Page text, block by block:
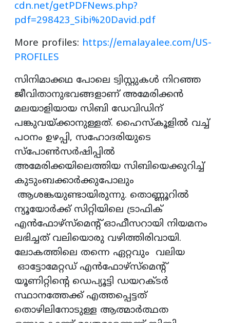
cdn.net/getPDFNews.php?
pdf=298423_Sibi%20David.pdf
More profiles: https://emalayalee.com/US-
PROFILES
സിനിമാക്കഥ പോലെ ട്വിസ്റ്റുകൾ നിറഞ്ഞ
ജീവിതാനുഭവങ്ങളാണ് അമേരിക്കൻ
മലയാളിയായ സിബി ഡേവിഡിന്
പങ്കുവയ്ക്കാനുള്ളത്. ഹൈസ്‌കൂളിൽ വച്ച്
പഠനം ഉഴപ്പി, സഹോദരിയുടെ
സ്പോൺസർഷിപ്പിൽ
അമേരിക്കയിലെത്തിയ സിബിയെക്കുറിച്ച്
കുടുംബക്കാർക്കുപോലും
ആശങ്കയുണ്ടായിരുന്നു. തൊണ്ണൂറിൽ
ന്യൂയോർക്ക് സിറ്റിയിലെ ട്രാഫിക്
എൻഫോഴ്‌സ്‌മെന്റ് ഓഫീസറായി നിയമനം
ലഭിച്ചത് വലിയൊരു വഴിത്തിരിവായി.
ലോകത്തിലെ തന്നെ ഏറ്റവും വലിയ
ഓട്ടോമേറ്റഡ് എൻഫോഴ്‌സ്‌മെന്റ്
യൂണിറ്റിന്റെ ഡെപ്യൂട്ടി ഡയറക്ടർ
സ്ഥാനത്തേക്ക് എത്തപ്പെട്ടത്
തൊഴിലിനോടുള്ള ആത്മാർത്ഥത